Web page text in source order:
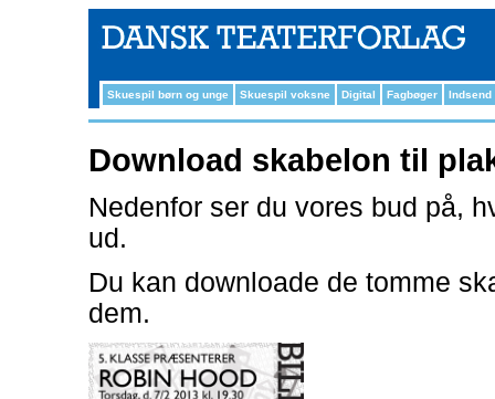
Skuespil børn og unge Skuespil voksne Digital Fagbøger Indsend
Download skabelon til
Nedenfor ser du vores bud på,
ud.
Du kan downloade de tomme
dem.